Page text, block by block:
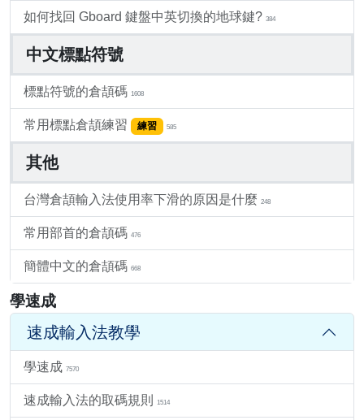
如何找回 Gboard 鍵盤中英切換的地球鍵? 384
中文標點符號
標點符號的倉頡碼 1608
常用標點倉頡練習 練習 585
其他
台灣倉頡輸入法使用率下滑的原因是什麼 248
常用部首的倉頡碼 476
簡體中文的倉頡碼 668
學速成
速成輸入法教學
學速成 7570
速成輸入法的取碼規則 1514